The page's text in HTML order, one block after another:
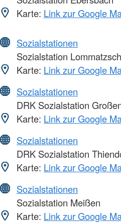
Karte: Link zur Google
Sozialstationen
Sozialstation Lommatzsch
Karte: Link zur Google
Sozialstationen
DRK Sozialstation
Karte: Link zur Google
Sozialstationen
DRK Sozialstation
Karte: Link zur Google
Sozialstationen
Sozialstation Meißen
Karte: Link zur Google